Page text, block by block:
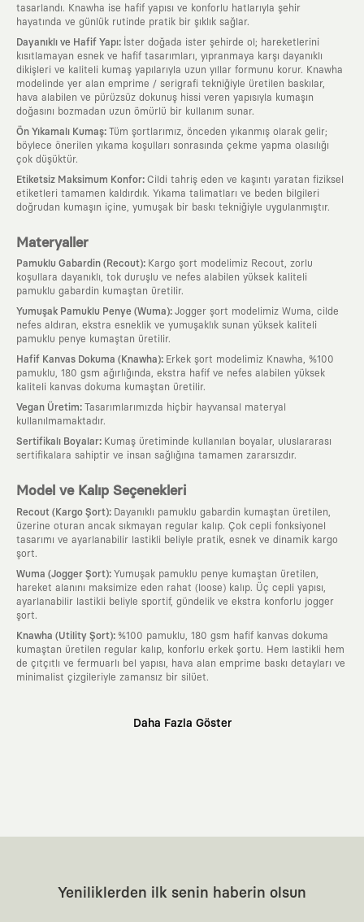
tasarlandı. Knawha ise hafif yapısı ve konforlu hatlarıyla şehir
hayatında ve günlük rutinde pratik bir şıklık sağlar.
Dayanıklı ve Hafif Yapı: İster doğada ister şehirde ol; hareketlerini
kısıtlamayan esnek ve hafif tasarımları, yıpranmaya karşı dayanıklı
dikişleri ve kaliteli kumaş yapılarıyla uzun yıllar formunu korur. Knawha
modelinde yer alan emprime / serigrafi tekniğiyle üretilen baskılar,
hava alabilen ve pürüzsüz dokunuş hissi veren yapısıyla kumaşın
doğasını bozmadan uzun ömürlü bir kullanım sunar.
Ön Yıkamalı Kumaş: Tüm şortlarımız, önceden yıkanmış olarak gelir;
böylece önerilen yıkama koşulları sonrasında çekme yapma olasılığı
çok düşüktür.
Etiketsiz Maksimum Konfor: Cildi tahriş eden ve kaşıntı yaratan fiziksel
etiketleri tamamen kaldırdık. Yıkama talimatları ve beden bilgileri
doğrudan kumaşın içine, yumuşak bir baskı tekniğiyle uygulanmıştır.
Materyaller
Pamuklu Gabardin (Recout): Kargo şort modelimiz Recout, zorlu
koşullara dayanıklı, tok duruşlu ve nefes alabilen yüksek kaliteli
pamuklu gabardin kumaştan üretilir.
Yumuşak Pamuklu Penye (Wuma): Jogger şort modelimiz Wuma, cilde
nefes aldıran, ekstra esneklik ve yumuşaklık sunan yüksek kaliteli
pamuklu penye kumaştan üretilir.
Hafif Kanvas Dokuma (Knawha): Erkek şort modelimiz Knawha, %100
pamuklu, 180 gsm ağırlığında, ekstra hafif ve nefes alabilen yüksek
kaliteli kanvas dokuma kumaştan üretilir.
Vegan Üretim: Tasarımlarımızda hiçbir hayvansal materyal
kullanılmamaktadır.
Sertifikalı Boyalar: Kumaş üretiminde kullanılan boyalar, uluslararası
sertifikalara sahiptir ve insan sağlığına tamamen zararsızdır.
Model ve Kalıp Seçenekleri
Recout (Kargo Şort): Dayanıklı pamuklu gabardin kumaştan üretilen,
üzerine oturan ancak sıkmayan regular kalıp. Çok cepli fonksiyonel
tasarımı ve ayarlanabilir lastikli beliyle pratik, esnek ve dinamik kargo
şort.
Wuma (Jogger Şort): Yumuşak pamuklu penye kumaştan üretilen,
hareket alanını maksimize eden rahat (loose) kalıp. Üç cepli yapısı,
ayarlanabilir lastikli beliyle sportif, gündelik ve ekstra konforlu jogger
şort.
Knawha (Utility Şort): %100 pamuklu, 180 gsm hafif kanvas dokuma
kumaştan üretilen regular kalıp, konforlu erkek şortu. Hem lastikli hem
de çıtçıtlı ve fermuarlı bel yapısı, hava alan emprime baskı detayları ve
minimalist çizgileriyle zamansız bir silüet.
dolabının en değerli parçası olarak kalacak, hikayesini ve estetik
Yaratıcı Bir Topluluk
KAFT, keşfetmeyi sevenlerin, sanata tutkuyla bağlı
olanların ve şehri özgürce adımlayanların ortak dilidir. Üzerinde
Daha Fazla Göster
Yeniliklerden ilk senin haberin olsun